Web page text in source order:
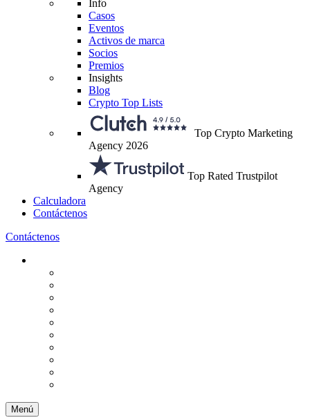
Info
Casos
Eventos
Activos de marca
Socios
Premios
Insights
Blog
Crypto Top Lists
Top Crypto Marketing
Agency 2026
Top Rated Trustpilot
Agency
Calculadora
Contáctenos
Contáctenos
Menú